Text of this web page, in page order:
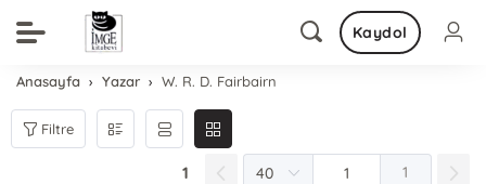
Kaydol
Anasayfa Yazar W. R. D. Fairbairn
Filtre
1 1